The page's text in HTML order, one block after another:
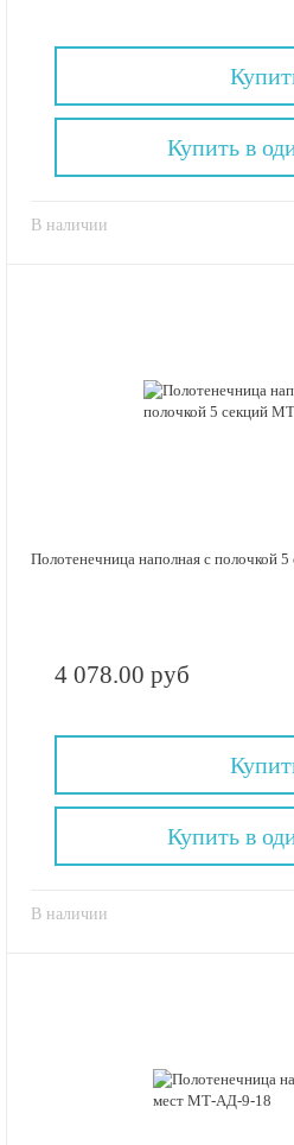
В наличии
Купить в
Полотенечница наполная с полочкой
4 078.00 руб
В наличии
Купить в